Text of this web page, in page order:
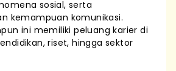
sosial, serta
kemampuan komunikasi.
ini memiliki peluang karier di
riset, hingga sektor